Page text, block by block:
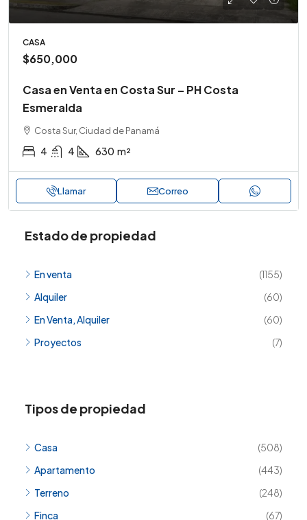
CASA
$650,000
Casa en Venta en Costa Sur – PH Costa
Esmeralda
Costa Sur, Ciudad de Panamá
4 4 630 m²
Llamar Correo
Estado de propiedad
En venta
(1155)
Alquiler
(60)
En Venta, Alquiler
(60)
Proyectos
(7)
Tipos de propiedad
Casa
(508)
Apartamento
(443)
Terreno
(248)
Finca
(67)